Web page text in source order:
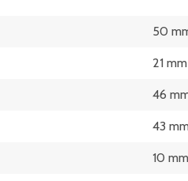
50
21 mm
46
43
10 mm